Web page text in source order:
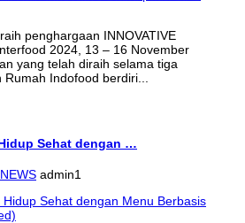
penghargaan INNOVATIVE
2024, 13 – 16 November
yang telah diraih selama tiga
Indofood berdiri...
Sehat dengan …
admin1